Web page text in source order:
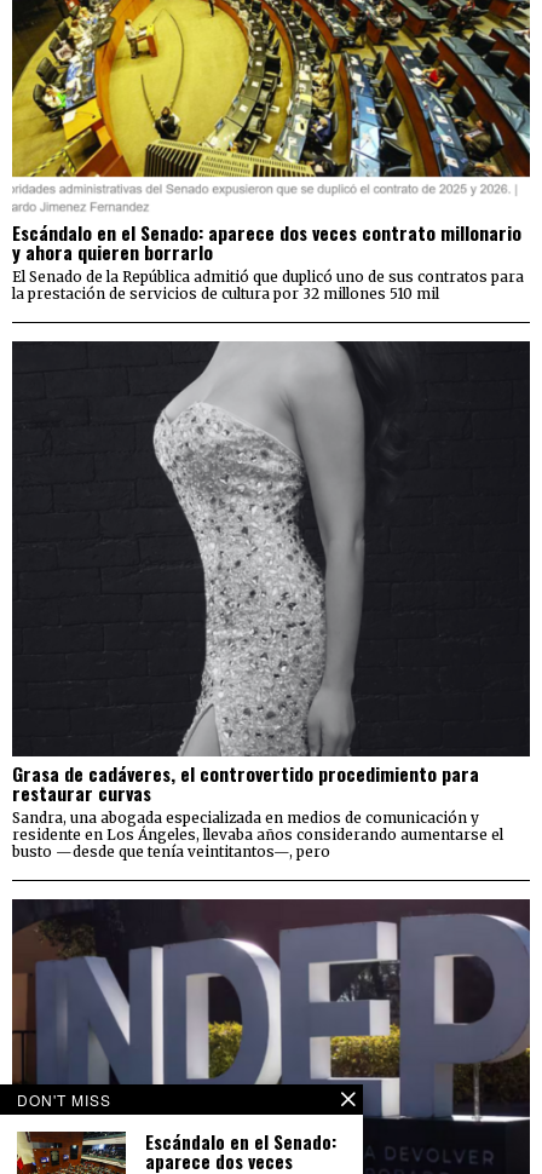
Escándalo en el Senado: aparece dos veces contrato millonario
y ahora quieren borrarlo
El Senado de la República admitió que duplicó uno de sus contratos para
la prestación de servicios de cultura por 32 millones 510 mil
Grasa de cadáveres, el controvertido procedimiento para
restaurar curvas
Sandra, una abogada especializada en medios de comunicación y
residente en Los Ángeles, llevaba años considerando aumentarse el
busto —desde que tenía veintitantos—, pero
DON'T MISS
Escándalo en el Senado:
aparece dos veces